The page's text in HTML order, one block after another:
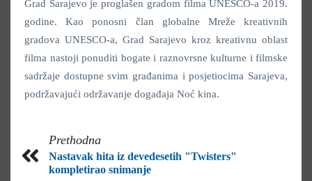
Grad Sarajevo je proglašen gradom filma UNESCO-a 2019.
godine. Kao ponosni član globalne Mreže kreativnih
gradova UNESCO-a, Grad Sarajevo kroz kreativnu oblast
filma nastoji ponuditi bogate i raznovrsne kulturne i filmske
sadržaje dostupne svim građanima i posjetiocima Sarajeva,
podržavajući održavanje događaja Noć kina.
Prethodna
Nastavak hita iz devedesetih "Twisters"
kompletirao snimanje